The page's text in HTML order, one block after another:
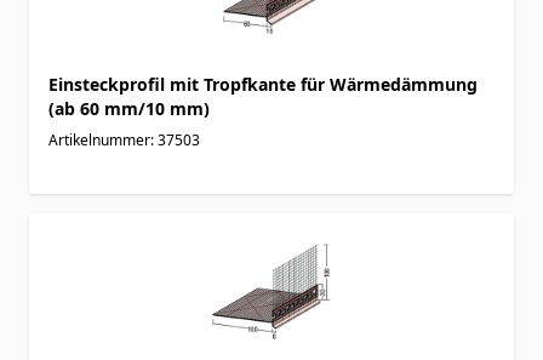
Einsteckprofil mit Tropfkante für Wärmedämmung
(ab 60 mm/10 mm)
Artikelnummer: 37503